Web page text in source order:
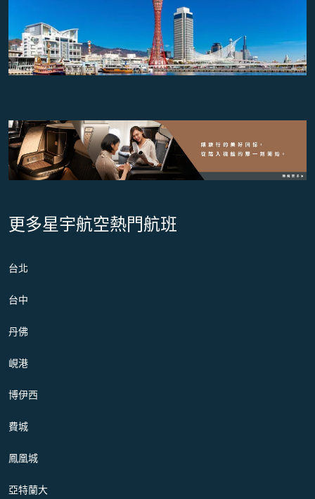
更多星宇航空熱門航班
台北
台中
丹佛
峴港
博伊西
費城
鳳凰城
亞特蘭大